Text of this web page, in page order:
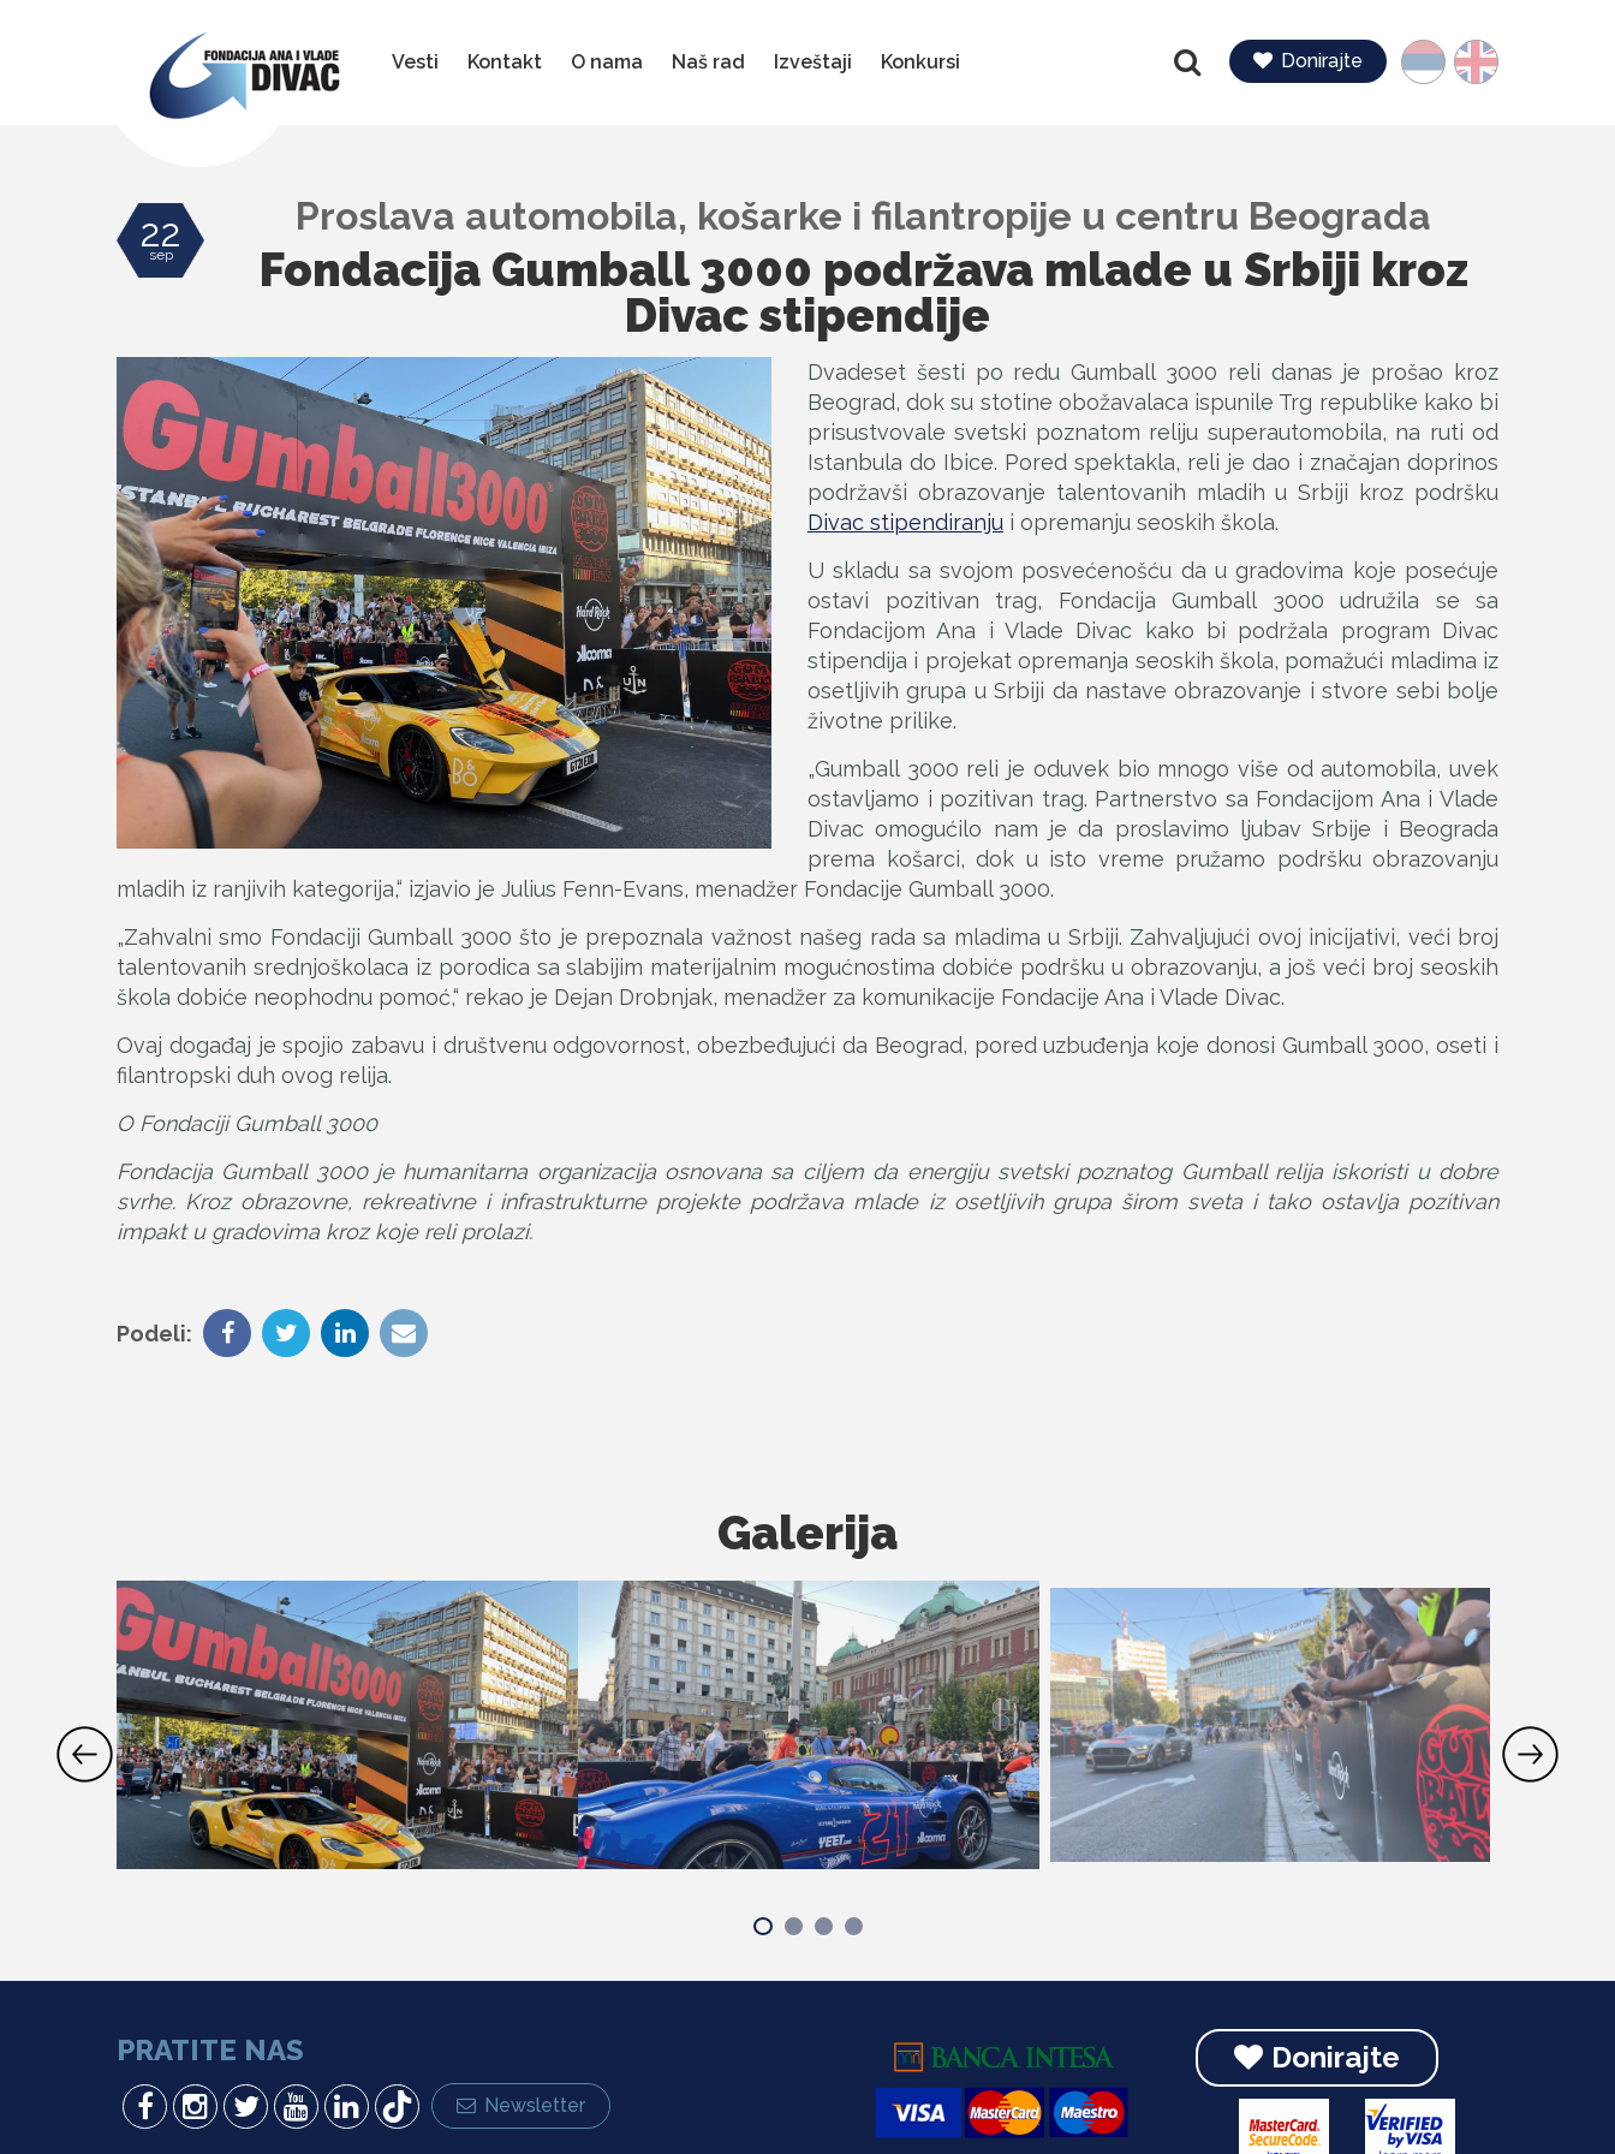
Vlade
Divac
Jezik
Donirajte
Pretraga
Vesti Kontakt O nama Naš rad Izveštaji Konkursi
22
sep
Proslava automobila, košarke i filantropije u centru Beograda
Fondacija Gumball 3000 podržava mlade u Srbiji kroz
Divac stipendije
Dvadeset šesti po redu Gumball 3000 reli danas je prošao kroz
Beograd, dok su stotine obožavalaca ispunile Trg republike kako bi
prisustvovale svetski poznatom reliju superautomobila, na ruti od
Istanbula do Ibice. Pored spektakla, reli je dao i značajan doprinos
podržavši obrazovanje talentovanih mladih u Srbiji kroz podršku
Divac stipendiranju i opremanju seoskih škola.
U skladu sa svojom posvećenošću da u gradovima koje posećuje
ostavi pozitivan trag, Fondacija Gumball 3000 udružila se sa
Fondacijom Ana i Vlade Divac kako bi podržala program Divac
stipendija i projekat opremanja seoskih škola, pomažući mladima iz
osetljivih grupa u Srbiji da nastave obrazovanje i stvore sebi bolje
životne prilike.
„Gumball 3000 reli je oduvek bio mnogo više od automobila, uvek
ostavljamo i pozitivan trag. Partnerstvo sa Fondacijom Ana i Vlade
Divac omogućilo nam je da proslavimo ljubav Srbije i Beograda
prema košarci, dok u isto vreme pružamo podršku obrazovanju
mladih iz ranjivih kategorija,“ izjavio je Julius Fenn-Evans, menadžer Fondacije Gumball 3000.
„Zahvalni smo Fondaciji Gumball 3000 što je prepoznala važnost našeg rada sa mladima u Srbiji. Zahvaljujući ovoj inicijativi, veći broj
talentovanih srednjoškolaca iz porodica sa slabijim materijalnim mogućnostima dobiće podršku u obrazovanju, a još veći broj seoskih
škola dobiće neophodnu pomoć,“ rekao je Dejan Drobnjak, menadžer za komunikacije Fondacije Ana i Vlade Divac.
Ovaj događaj je spojio zabavu i društvenu odgovornost, obezbeđujući da Beograd, pored uzbuđenja koje donosi Gumball 3000, oseti i
filantropski duh ovog relija.
O Fondaciji Gumball 3000
Fondacija Gumball 3000 je humanitarna organizacija osnovana sa ciljem da energiju svetski poznatog Gumball relija iskoristi u dobre
svrhe. Kroz obrazovne, rekreativne i infrastrukturne projekte podržava mlade iz osetljivih grupa širom sveta i tako ostavlja pozitivan
impakt u gradovima kroz koje reli prolazi.
Podeli:
Galerija
PRATITE NAS
Newsletter
Donirajte